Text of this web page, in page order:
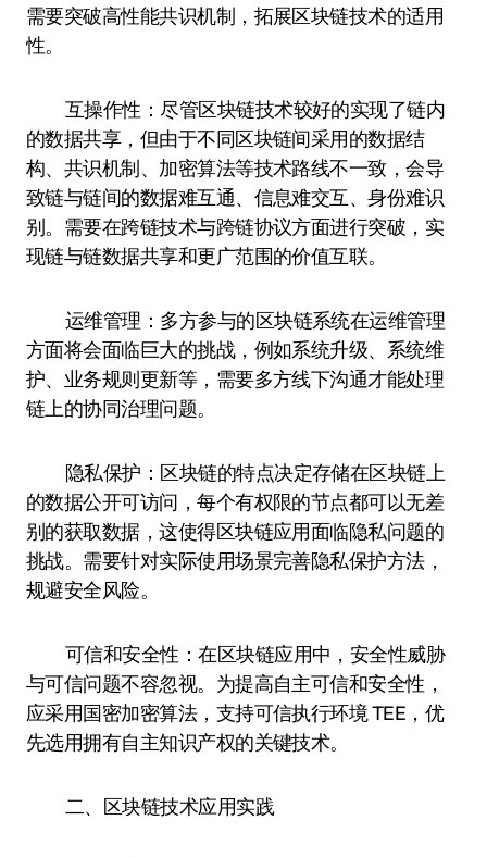
需要突破高性能共识机制，拓展区块链技术的适用
性。
互操作性：尽管区块链技术较好的实现了链内
的数据共享，但由于不同区块链间采用的数据结
构、共识机制、加密算法等技术路线不一致，会导
致链与链间的数据难互通、信息难交互、身份难识
别。需要在跨链技术与跨链协议方面进行突破，实
现链与链数据共享和更广范围的价值互联。
运维管理：多方参与的区块链系统在运维管理
方面将会面临巨大的挑战，例如系统升级、系统维
护、业务规则更新等，需要多方线下沟通才能处理
链上的协同治理问题。
隐私保护：区块链的特点决定存储在区块链上
的数据公开可访问，每个有权限的节点都可以无差
别的获取数据，这使得区块链应用面临隐私问题的
挑战。需要针对实际使用场景完善隐私保护方法，
规避安全风险。
可信和安全性：在区块链应用中，安全性威胁
与可信问题不容忽视。为提高自主可信和安全性，
应采用国密加密算法，支持可信执行环境 TEE，优
先选用拥有自主知识产权的关键技术。
二、区块链技术应用实践